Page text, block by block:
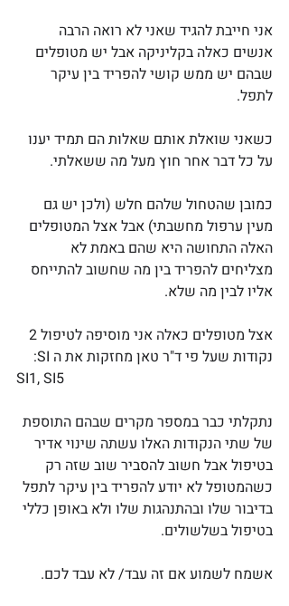
אני חייבת להגיד שאני לא רואה הרבה
אנשים כאלה בקליניקה אבל יש מטופלים
שבהם יש ממש קושי להפריד בין עיקר
לתפל.
כשאני שואלת אותם שאלות הם תמיד יענו
על כל דבר אחר חוץ מעל מה ששאלתי.
כמובן שהטחול שלהם חלש (ולכן יש גם
מעין ערפול מחשבתי) אבל אצל המטופלים
האלה התחושה היא שהם באמת לא
מצליחים להפריד בין מה שחשוב להתייחס
אליו לבין מה שלא.
נקודות שעל פי ד"ר טאן מחזקות את ה SI:
SI1, SI5
נתקלתי כבר במספר מקרים שבהם התוספת
של שתי הנקודות האלו עשתה שינוי אדיר
בטיפול אבל חשוב להסביר שוב שזה רק
כשהמטופל לא יודע להפריד בין עיקר לתפל
בדיבור שלו ובהתנהגות שלו ולא באופן כללי
בטיפול בשלשולים.
אשמח לשמוע אם זה עבד/ לא עבד לכם.